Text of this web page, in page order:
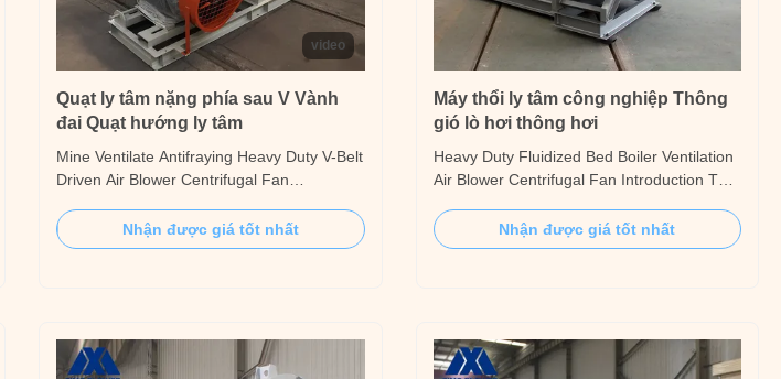
video
Quạt ly tâm nặng phía sau V Vành
đai Quạt hướng ly tâm
Mine Ventilate Antifraying Heavy Duty V-Belt
Driven Air Blower Centrifugal Fan
emission requirements of the electric arc
furnace exhaust gas purification equipment,
Nhận được giá tốt nhất
Máy thổi ly tâm công nghiệp Thông
gió lò hơi thông hơi
Heavy Duty Fluidized Bed Boiler Ventilation
Air Blower Centrifugal Fan Introduction The
used in the feeding system of 2-670t/h
steam boiler in thermal power plants, it can
Nhận được giá tốt nhất